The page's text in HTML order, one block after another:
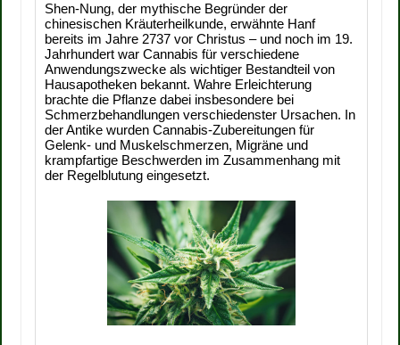
Shen-Nung, der mythische Begründer der
chinesischen Kräuterheilkunde, erwähnte Hanf
bereits im Jahre 2737 vor Christus – und noch im 19.
Jahrhundert war Cannabis für verschiedene
Anwendungszwecke als wichtiger Bestandteil von
Hausapotheken bekannt. Wahre Erleichterung
brachte die Pflanze dabei insbesondere bei
Schmerzbehandlungen verschiedenster Ursachen. In
der Antike wurden Cannabis-Zubereitungen für
Gelenk- und Muskelschmerzen, Migräne und
krampfartige Beschwerden im Zusammenhang mit
der Regelblutung eingesetzt.